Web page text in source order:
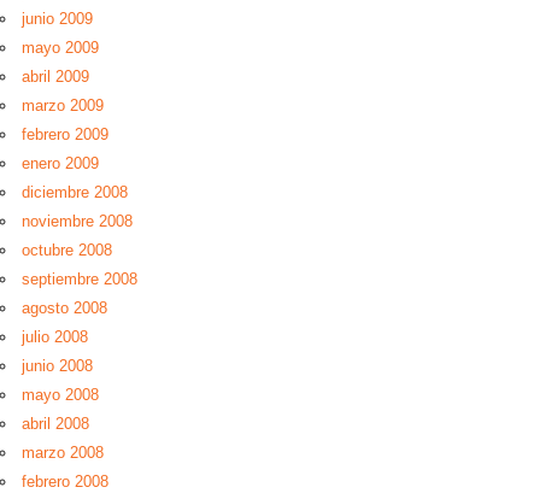
junio 2009
mayo 2009
abril 2009
marzo 2009
febrero 2009
enero 2009
diciembre 2008
noviembre 2008
octubre 2008
septiembre 2008
agosto 2008
julio 2008
junio 2008
mayo 2008
abril 2008
marzo 2008
febrero 2008